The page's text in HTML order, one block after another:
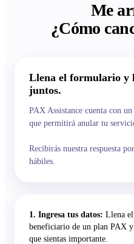
Me
¿Cómo
Llena el formulario y
juntos.
PAX Assistance cuenta con
que permitirá anular tu
Recibirás nuestra respuesta
hábiles.
1. Ingresa tus datos: Llena
beneficiario de un plan PAX
que sientas importante.